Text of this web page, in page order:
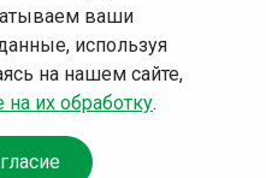
ваши
используя
на нашем сайте,
на их обработку.